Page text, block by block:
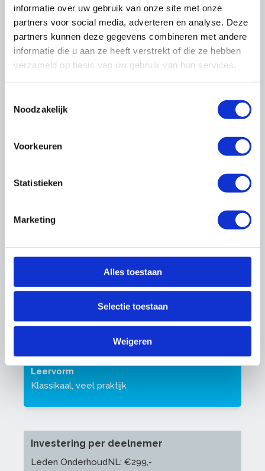
informatie over uw gebruik van onze site met onze
partners voor social media, adverteren en analyse. Deze
partners kunnen deze gegevens combineren met andere
informatie die u aan ze heeft verstrekt of die ze hebben
verzameld op basis van uw gebruik van hun services.
Noodzakelijk
Voorkeuren
Statistieken
Marketing
Alles toestaan
Selectie toestaan
Weigeren
088-0188 137
Verfspuiten basis hebben gevolgd
Leervorm
Klassikaal, veel praktijk
Investering per deelnemer
Leden OnderhoudNL: €299,-